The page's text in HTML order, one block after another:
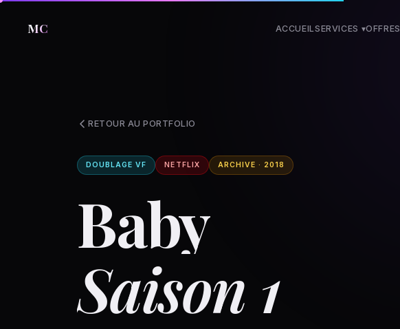
MC ACCUEILSERVICES ▾OFFRES
RETOUR AU PORTFOLIO
DOUBLAGE VF NETFLIX ARCHIVE · 2018
Baby
Saison 1